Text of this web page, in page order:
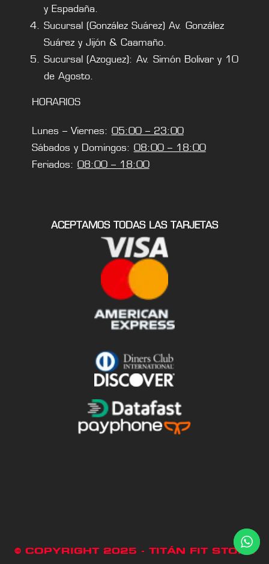
y Espadaña.
Sucursal (González Suárez) Av. González
Suárez y Jijón & Caamaño.
Sucursal (Azoguez): Av. Simón Bolivar y 10
de Agosto.
HORARIOS
Lunes – Viernes: 05:00 – 23:00
Sábados y Domingos: 08:00 – 18:00
Feriados: 08:00 – 18:00
ACEPTAMOS TODAS LAS TARJETAS
© COPYRIGHT 2025 - TITÁN FIT STORE